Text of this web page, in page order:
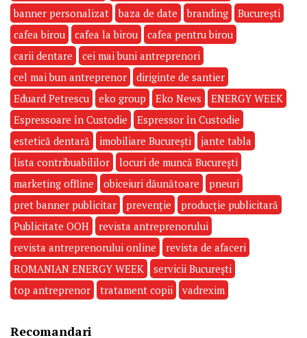
banner personalizat
baza de date branding
București
cafea birou
cafea la birou
cafea pentru birou
carii dentare
cei mai buni antreprenori
cel mai bun antreprenor
diriginte de santier
Eduard Petrescu
eko group Eko News
ENERGY WEEK
Espressoare în Custodie
Espressor în Custodie
estetică dentară
imobiliare București
jante tabla
lista contribuabililor
locuri de muncă București
marketing offline
obiceiuri dăunătoare
pneuri
pret banner publicitar
prevenție
producție publicitară
Publicitate OOH
revista antreprenorului
revista antreprenorului online
revista de afaceri
ROMANIAN ENERGY WEEK
servicii București
top antreprenor
tratament copii vadrexim
Recomandari